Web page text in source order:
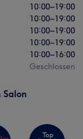
10:00–19:00
10:00–19:00
10:00–19:00
10:00–19:00
10:00–16:00
Geschlossen
Salon